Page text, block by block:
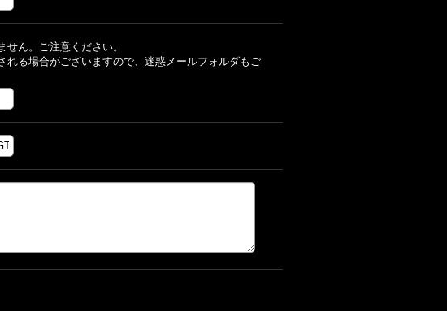
ん。ご注意ください。
れる場合がございますので、迷惑メールフォルダもご